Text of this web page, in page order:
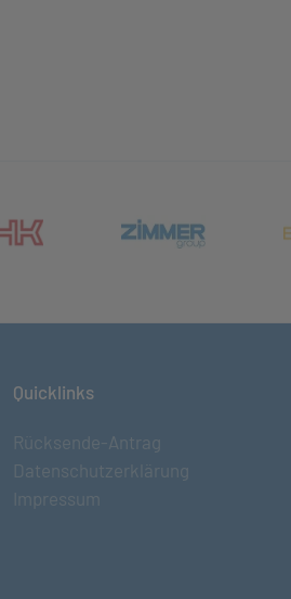
(öffnet in neuem Tab)(öffnet in
Quicklinks
Rücksende-Antrag
Datenschutzerklärung
Impressum